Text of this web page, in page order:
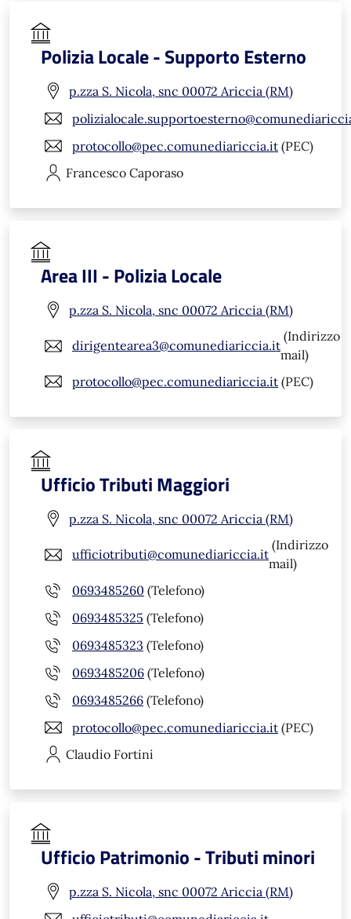
Polizia Locale - Supporto Esterno
p.zza S. Nicola, snc 00072 Ariccia (RM)
protocollo@pec.comunediariccia.it (PEC)
Francesco Caporaso
Area III - Polizia Locale
p.zza S. Nicola, snc 00072 Ariccia (RM)
dirigentearea3@comunediariccia.it
(Indirizzo
mail)
protocollo@pec.comunediariccia.it (PEC)
Ufficio Tributi Maggiori
p.zza S. Nicola, snc 00072 Ariccia (RM)
ufficiotributi@comunediariccia.it
(Indirizzo
mail)
0693485260 (Telefono)
0693485325 (Telefono)
0693485323 (Telefono)
0693485206 (Telefono)
0693485266 (Telefono)
protocollo@pec.comunediariccia.it (PEC)
Claudio Fortini
Ufficio Patrimonio - Tributi minori
p.zza S. Nicola, snc 00072 Ariccia (RM)